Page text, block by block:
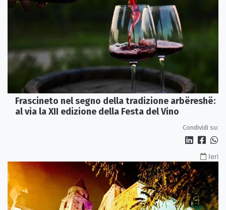
Frascineto nel segno della tradizione arbëreshë:
al via la XII edizione della Festa del Vino
Condividi su:
Ieri